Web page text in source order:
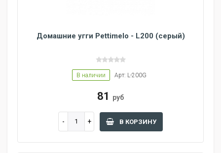
Домашние угги Pettimelo - L200 (серый)
В наличии Арт: L-200G
81 руб
В КОРЗИНУ